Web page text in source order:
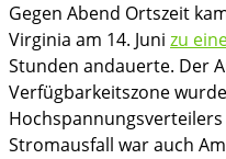
nicht
verfügbar
Gegen Abend Ortszeit
Virginia am 14. Juni zu
Stunden andauerte. Der
Verfügbarkeitszone
Stromausfall war auch